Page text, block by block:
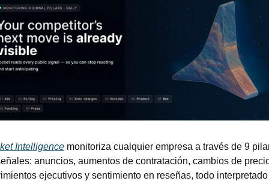
Intelligence monitoriza cualquier empresa a través de 9
anuncios, aumentos de contratación, cambios de
ejecutivos y sentimiento en reseñas, todo interpretado